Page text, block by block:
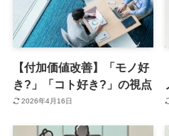
【付加価値改善】「モノ好
き?」「コト好き?」の視点
2026年4月16日